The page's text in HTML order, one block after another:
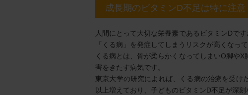
成長期のビタミンD不足は特に注意
人間にとって大切な栄養素であるビタミンDで
「くる病」を発症してしまうリスクが高くなって
くる病とは、骨が柔らかくなってしまいO脚や
害をきたす病気です。
東京大学の研究によれば、くる病の治療を受
以上増えており、子どものビタミンD不足が深刻